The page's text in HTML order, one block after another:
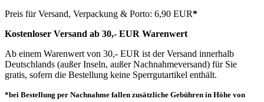
Preis für Versand, Verpackung & Porto: 6,90 EUR*
Kostenloser Versand ab 30,- EUR Warenwert
Ab einem Warenwert von 30,- EUR ist der Versand innerhalb
Deutschlands (außer Inseln, außer Nachnahmeversand) für Sie
gratis, sofern die Bestellung keine Sperrgutartikel enthält.
*bei Bestellung per Nachnahme fallen zusätzliche Gebühren in Höhe von